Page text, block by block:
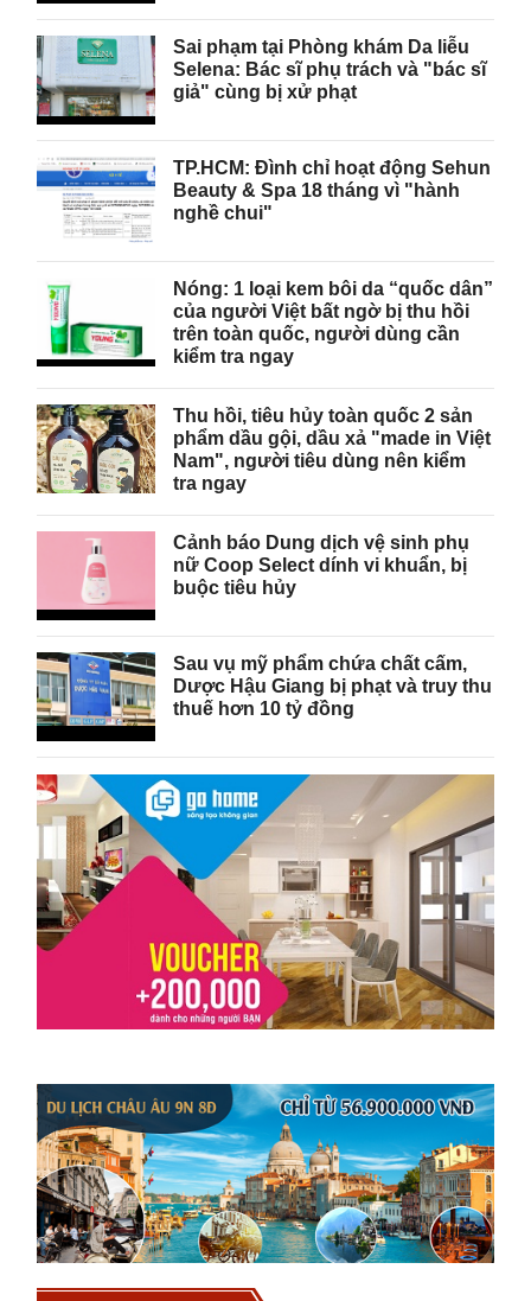
Sai phạm tại Phòng khám Da liễu
Selena: Bác sĩ phụ trách và "bác sĩ
giả" cùng bị xử phạt
TP.HCM: Đình chỉ hoạt động Sehun
Beauty & Spa 18 tháng vì "hành
nghề chui"
Nóng: 1 loại kem bôi da “quốc dân”
của người Việt bất ngờ bị thu hồi
trên toàn quốc, người dùng cần
kiểm tra ngay
Thu hồi, tiêu hủy toàn quốc 2 sản
phẩm dầu gội, dầu xả "made in Việt
Nam", người tiêu dùng nên kiểm
tra ngay
Cảnh báo Dung dịch vệ sinh phụ
nữ Coop Select dính vi khuẩn, bị
buộc tiêu hủy
Sau vụ mỹ phẩm chứa chất cấm,
Dược Hậu Giang bị phạt và truy thu
thuế hơn 10 tỷ đồng